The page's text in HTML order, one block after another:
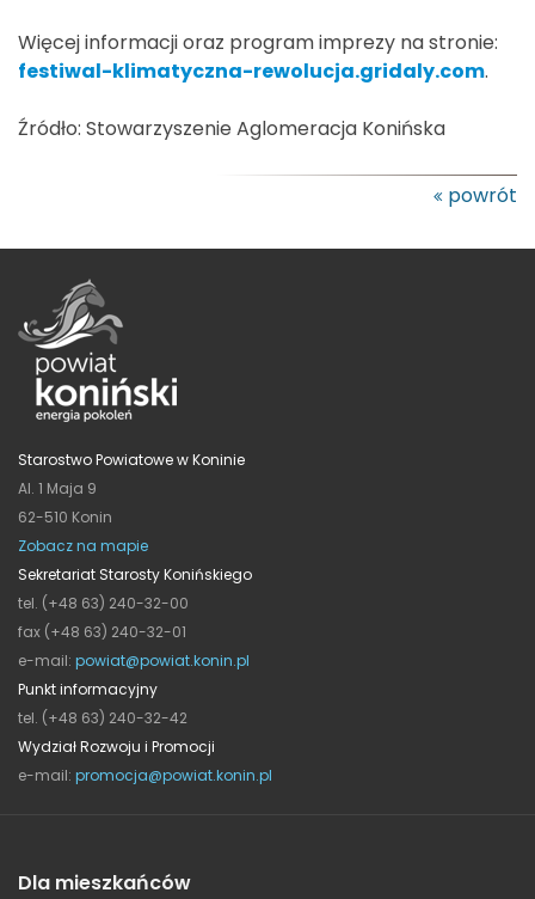
Więcej informacji oraz program imprezy na stronie:
festiwal-klimatyczna-rewolucja.gridaly.com.
Źródło: Stowarzyszenie Aglomeracja Konińska
powrót
Starostwo Powiatowe w Koninie
Al. 1 Maja 9
62-510 Konin
Zobacz na mapie
Sekretariat Starosty Konińskiego
tel. (+48 63) 240-32-00
fax (+48 63) 240-32-01
e-mail: powiat@powiat.konin.pl
Punkt informacyjny
tel. (+48 63) 240-32-42
Wydział Rozwoju i Promocji
e-mail: promocja@powiat.konin.pl
Dla mieszkańców